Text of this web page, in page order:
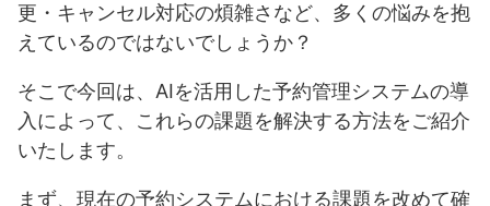
更・キャンセル対応の煩雑さなど、多くの悩みを抱
えているのではないでしょうか？
そこで今回は、AIを活用した予約管理システムの導
入によって、これらの課題を解決する方法をご紹介
いたします。
まず、現在の予約システムにおける課題を改めて確